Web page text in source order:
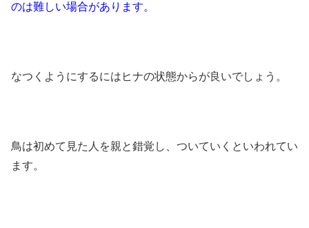
のは難しい場合があります。
なつくようにするには ヒナの状態からが良いでしょう。
鳥は初めて見た人を親と錯覚し、ついていくといわれてい
ます。